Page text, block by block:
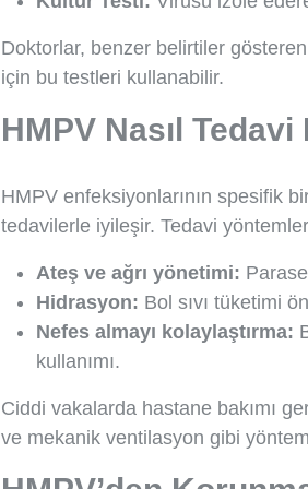
Doktorlar, benzer belirtiler
için bu testleri kullanabilir.
HMPV Nasıl
HMPV enfeksiyonlarının spesifik
tedavilerle iyileşir. Tedavi
Ateş ve ağrı yönetimi:
Hidrasyon: Bol sıvı tüketimi
Nefes almayı kolaylaştırma:
kullanımı.
Ciddi vakalarda hastane bakımı
ve mekanik ventilasyon gibi